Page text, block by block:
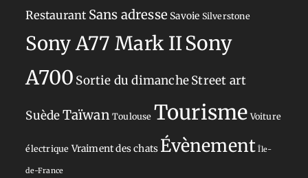
Restaurant Sans adresse Savoie Silverstone
Sony A77 Mark IISony
A700 Sortie du dimancheStreet art
SuèdeTaïwan Toulouse Tourisme Voiture
électrique Vraiment des chats Évènement Île-
de-France